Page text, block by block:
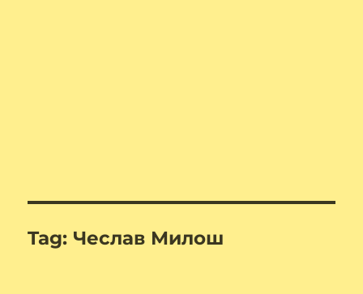
Tag: Чеслав Милош